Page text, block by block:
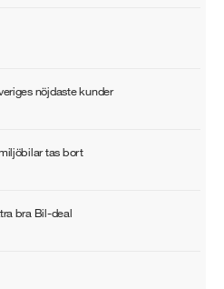
nöjdaste kunder
tas bort
bra Bil-deal